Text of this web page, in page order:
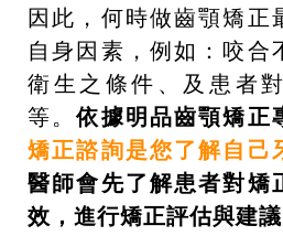
因此，何時做齒顎矯正
自身因素，例如：咬合
衛生之條件、及患者
等。依據明品齒顎矯正
矯正諮詢是您了解自己
醫師會先了解患者對矯
效，進行矯正評估與建議